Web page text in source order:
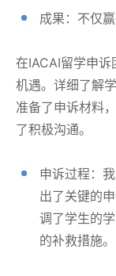
成果：不仅
在IACAI留学申
机遇。详细了解
准备了申诉材料
了积极沟通。
申诉过程：
出了关键的
调了学生的
的补救措施。